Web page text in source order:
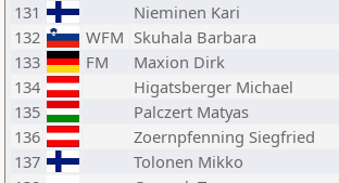
131
Nieminen Kari
132
WFM Skuhala Barbara
133
FM Maxion Dirk
134
Higatsberger Michael
135
Palczert Matyas
136
Zoernpfenning Siegfried
137
Tolonen Mikko